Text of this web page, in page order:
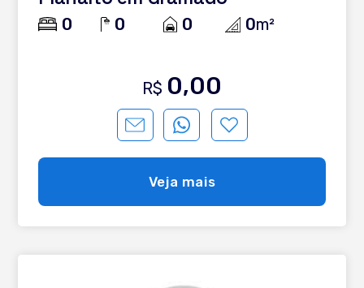
0 0 0 0m²
R$ 0,00
Veja mais